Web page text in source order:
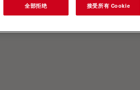
全部拒绝 接受所有 Cookie